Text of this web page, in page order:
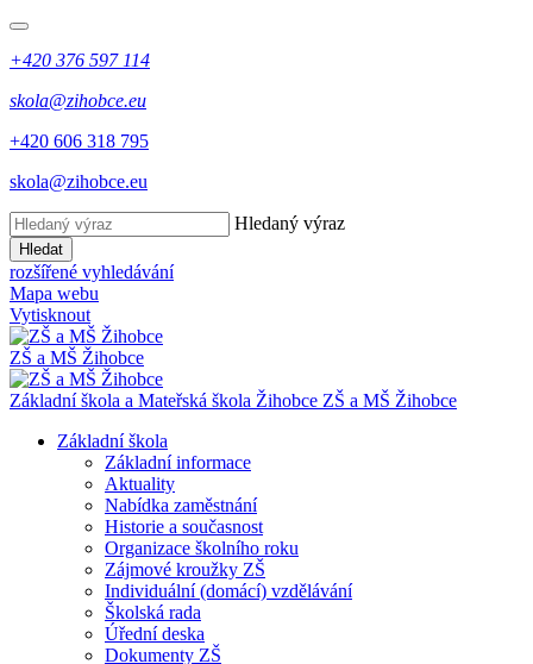
+420 376 597 114
skola@zihobce.eu
+420 606 318 795
skola@zihobce.eu
Hledaný výraz
Hledat
rozšířené vyhledávání
Mapa webu
Vytisknout
ZŠ a MŠ Žihobce
Základní škola a Mateřská škola Žihobce ZŠ a MŠ Žihobce
Základní škola
Základní informace
Aktuality
Nabídka zaměstnání
Historie a současnost
Organizace školního roku
Zájmové kroužky ZŠ
Individuální (domácí) vzdělávání
Školská rada
Úřední deska
Dokumenty ZŠ